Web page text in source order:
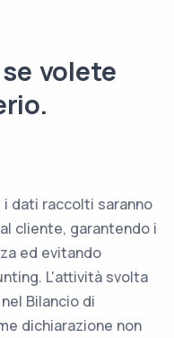
volete
dati raccolti saranno
cliente, garantendo i
ed evitando
L'attività svolta
Bilancio di
dichiarazione non